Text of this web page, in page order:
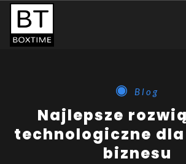
Blog
Najlepsze rozwiązania
technologiczne
biznesu